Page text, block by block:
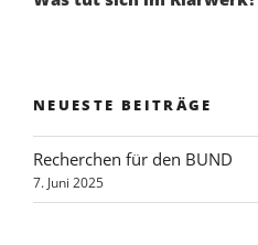
NEUESTE BEITRÄGE
Recherchen für den BUND
7. Juni 2025